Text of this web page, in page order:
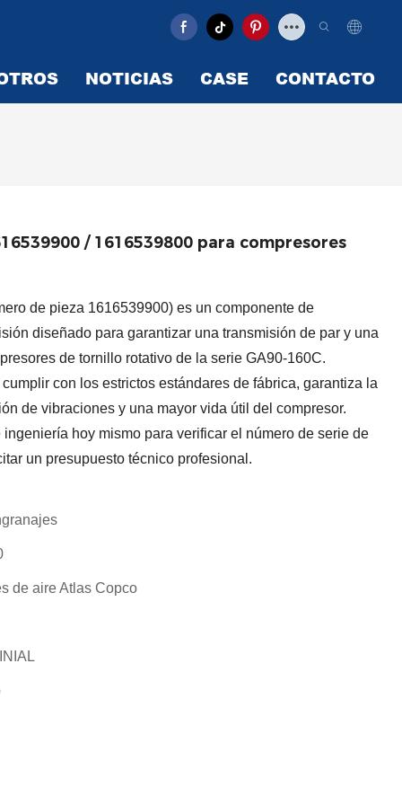
NOTICIAS CASE CONTACTO
/ 1616539800 para compresores
de pieza 1616539900) es un componente de
diseñado para garantizar una transmisión de par y una
de tornillo rotativo de la serie GA90-160C.
con los estrictos estándares de fábrica, garantiza la
de vibraciones y una mayor vida útil del compresor.
hoy mismo para verificar el número de serie de
un presupuesto técnico profesional.
de aire Atlas Copco